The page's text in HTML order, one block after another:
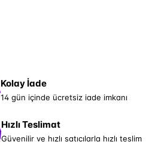
Kolay İade
14 gün içinde ücretsiz iade imkanı
Hızlı Teslimat
Güvenilir ve hızlı satıcılarla hızlı teslim